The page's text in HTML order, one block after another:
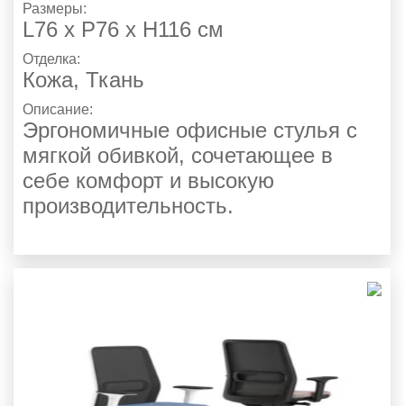
Размеры:
L76 x P76 x H116 см
Отделка:
Кожа, Ткань
Описание:
Эргономичные офисные стулья с
мягкой обивкой, сочетающее в
себе комфорт и высокую
производительность.